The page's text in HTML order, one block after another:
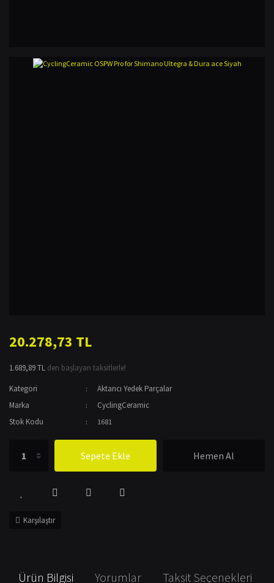
20.278,73 TL
1.689,89 TL den başlayan taksitlerle!
Kategori
Aktarıcı Yedek Parçalar
Marka
CyclingCeramic
Stok Kodu
1681
Sepete Ekle Hemen Al
Karşılaştır
Ürün Bilgisi Yorumlar Taksit Seçenekleri